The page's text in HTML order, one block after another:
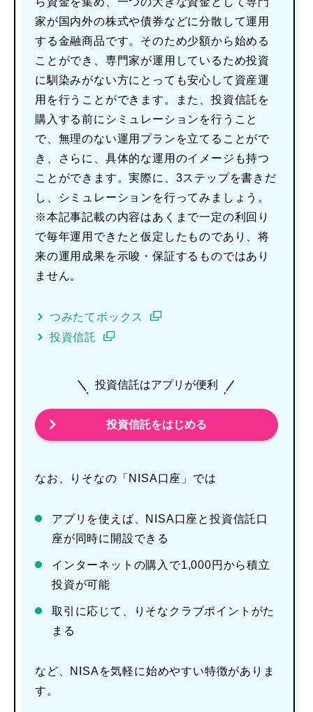
家が国内外の株式や債券などに分散して運用
する金融商品です。そのため少額から始める
ことができ、専門家が運用しているため投資
に馴染みがない方にとっても安心して資産運
用を行うことができます。また、投資信託を
購入する前にシミュレーションを行うこと
で、無理のない運用プランを立てることがで
き、さらに、具体的な運用のイメージも持つ
ことができます。実際に、3ステップを書きだ
し、シミュレーションを行ってみましょう。
※本記事記載の内容はあくまで一定の利回り
で毎年運用できたと仮定したものであり、将
来の運用成果を示唆・保証するものではあり
ません。
つみたてボックス
投資信託
投資信託はアプリが便利
投資信託をはじめる
なお、りそなの「NISA口座」では
アプリを使えば、NISA口座と投資信託口
座が同時に開設できる
インターネットの購入で1,000円から積立
投資が可能
取引に応じて、りそなクラブポイントがた
まる
など、NISAを気軽に始めやすい特徴がありま
す。